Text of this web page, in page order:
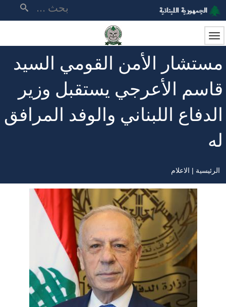
تجاوز
إلى
المحتوى
الرئيسي
مستشار الأمن القومي السيد
قاسم الأعرجي يستقبل وزير
الدفاع اللبناني والوفد المرافق
له
مسار
التنقل
الرئيسية الاعلام